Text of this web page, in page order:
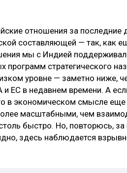
отношения за последние
составляющей — так, как
мы с Индией
стратегического
уровне — заметно ниже,
ЕС в недавнем времени. А
в экономическом смысле еще
масштабными, чем
быстро. Но, повторюсь,
здесь наблюдается